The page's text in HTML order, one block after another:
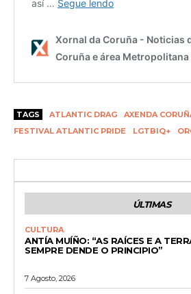
TAGS ATLANTIC DRAG
AXENDA
FESTIVAL ATLANTIC PRIDE
LGTBIQ+
ÚLTIMAS
CULTURA
ANTÍA MUÍÑO: “AS RAÍCES E A
SEMPRE DENDE O PRINCIPIO”
7 Agosto, 2026